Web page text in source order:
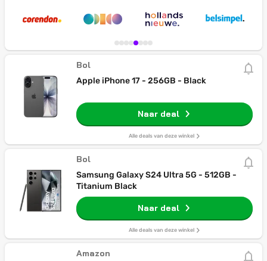
Bol
Apple iPhone 17 - 256GB - Black
Naar deal
Alle deals van deze winkel
Bol
Samsung Galaxy S24 Ultra 5G - 512GB -
Titanium Black
Naar deal
Alle deals van deze winkel
Amazon